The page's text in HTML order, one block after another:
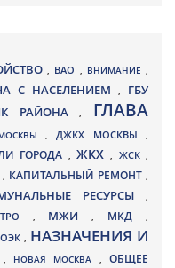
, ВАО , ВНИМАНИЕ ,
С НАСЕЛЕНИЕМ , ГБУ
РАЙОНА, ГЛАВА
,ДЖКХ МОСКВЫ ,
ГОРОДА , ЖКХ, ЖСК,
, КАПИТАЛЬНЫЙ РЕМОНТ ,
РЕСУРСЫ,
, МЖИ, МКД ,
, НАЗНАЧЕНИЯ И
, НОВАЯ МОСКВА ,ОБЩЕЕ